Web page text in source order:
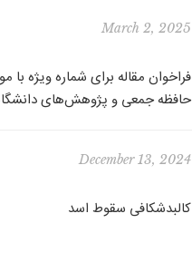
March 2, 2025
فراخوان مقاله برای شماره ویژه
حافظه جمعی و پژوهش‌های
December 13, 2024
کالبدشکافی سقوط اسد